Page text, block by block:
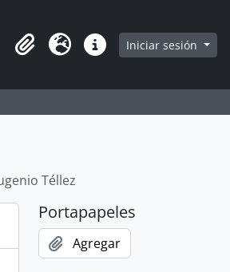
Portapapeles
Idioma Enlaces rápidos
Iniciar sesión
Téllez
Portapapeles
Agregar